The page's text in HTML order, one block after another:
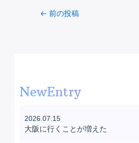
Post← 前の投稿
NewEntry
2026.07.15
大阪に行くことが増えた